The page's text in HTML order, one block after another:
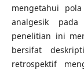
mengetahui
analgesik
penelitian ini
bersifat
retrospektif